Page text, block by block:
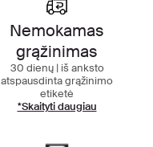
Nemokamas
grąžinimas
30 dienų | iš anksto
atspausdinta grąžinimo
etiketė
*Skaityti daugiau